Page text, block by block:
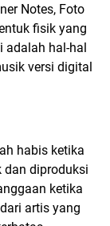
Notes, Foto
fisik yang
adalah hal-hal
versi digital
habis ketika
dan diproduksi
ketika
artis yang